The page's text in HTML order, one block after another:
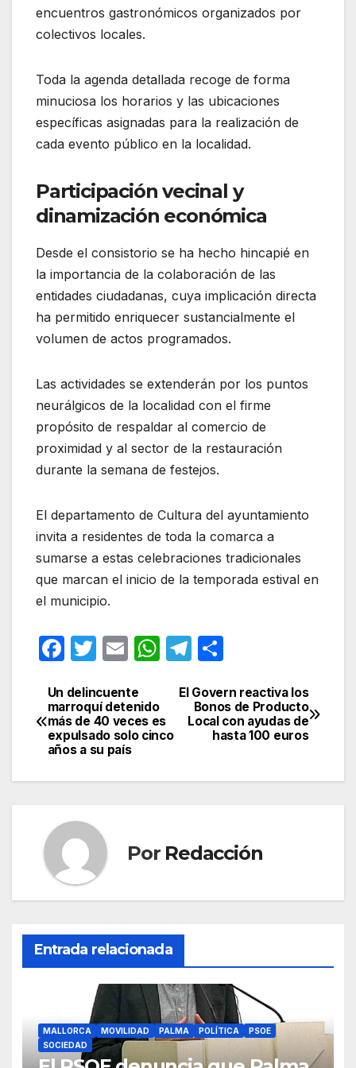
encuentros gastronómicos organizados por
colectivos locales.
Toda la agenda detallada recoge de forma
minuciosa los horarios y las ubicaciones
específicas asignadas para la realización de
cada evento público en la localidad.
Participación vecinal y
dinamización económica
Desde el consistorio se ha hecho hincapié en
la importancia de la colaboración de las
entidades ciudadanas, cuya implicación directa
ha permitido enriquecer sustancialmente el
volumen de actos programados.
Las actividades se extenderán por los puntos
neurálgicos de la localidad con el firme
propósito de respaldar al comercio de
proximidad y al sector de la restauración
durante la semana de festejos.
El departamento de Cultura del ayuntamiento
invita a residentes de toda la comarca a
sumarse a estas celebraciones tradicionales
que marcan el inicio de la temporada estival en
el municipio.
F
c
e
b
o
k
T
itt
er
E
ail
W
at
s
A
p
T
e
gr
m
m
p
ar
tir
Navegación
de
entradas
El Govern reactiva los
Bonos de Producto
Local con ayudas de
hasta 100 euros
Un delincuente
marroquí detenido
más de 40 veces es
expulsado solo cinco
años a su país
Por Redacción
Entrada relacionada
MALLORCA MOVILIDAD PALMA POLÍTICA
PSOE
SOCIEDAD